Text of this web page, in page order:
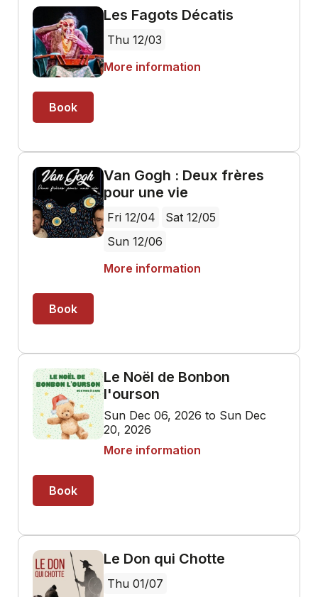
Les Fagots Décatis
Thu 12/03
More information
Book
Van Gogh : Deux frères
pour une vie
Fri 12/04
Sat 12/05
Sun 12/06
More information
Book
Le Noël de Bonbon
l'ourson
Sun Dec 06, 2026 to Sun Dec
20, 2026
More information
Book
Le Don qui Chotte
Thu 01/07